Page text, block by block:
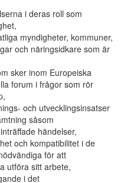
i deras roll som
myndigheter, kommuner,
och näringsidkare som är
sker inom Europeiska
forum i frågor som rör
och utvecklingsinsatser
såsom
händelser,
och kompatibilitet i de
för att
utföra sitt arbete,
i det